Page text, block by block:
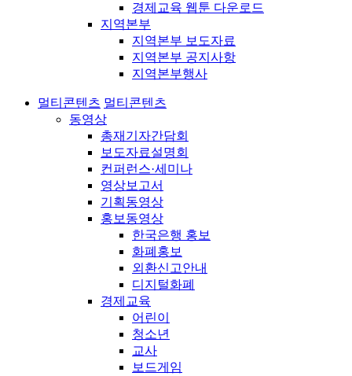
경제교육 웹툰 다운로드
지역본부
지역본부 보도자료
지역본부 공지사항
지역본부행사
멀티콘텐츠 멀티콘텐츠
동영상
총재기자간담회
보도자료설명회
컨퍼런스·세미나
영상보고서
기획동영상
홍보동영상
한국은행 홍보
화폐홍보
외환신고안내
디지털화폐
경제교육
어린이
청소년
교사
보드게임